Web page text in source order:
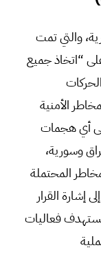
والتي تمت
على “اتخاذ جميع
الأمنية
أي هجمات
وسورية،
المحتملة
إشارة القرار
فعاليات